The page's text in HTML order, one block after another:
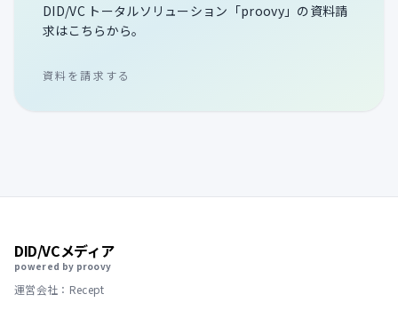
DID/VC トータルソリューション「proovy」の資料請
求はこちらから。
資料を請求する
DID/VCメディア
powered by proovy
運営会社：Recept